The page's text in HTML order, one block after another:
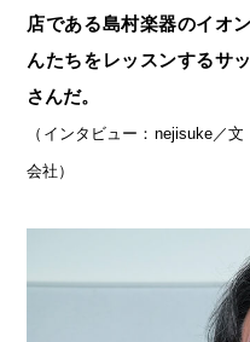
店である島村楽器のイオ
んたちをレッスンするサ
さんだ。
（インタビュー：nejisuke／
会社）